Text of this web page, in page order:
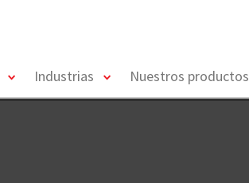
toggleIndustrias
toggleNuestros productos